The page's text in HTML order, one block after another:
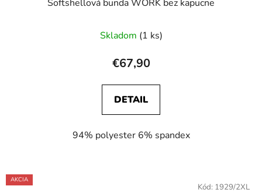
Softshellová bunda WORK bez kapucne
Skladom (1 ks)
€67,90
DETAIL
94% polyester 6% spandex
AKCIA
Kód: 1929/2XL